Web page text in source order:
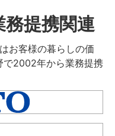
務提携関連
お客様の暮らしの価
で2002年から業務提携